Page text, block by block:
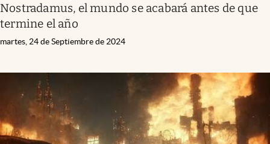
Nostradamus, el mundo se acabará antes de que
termine el año
martes, 24 de Septiembre de 2024